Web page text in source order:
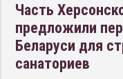
Часть
предложили
Беларуси для
санаториев